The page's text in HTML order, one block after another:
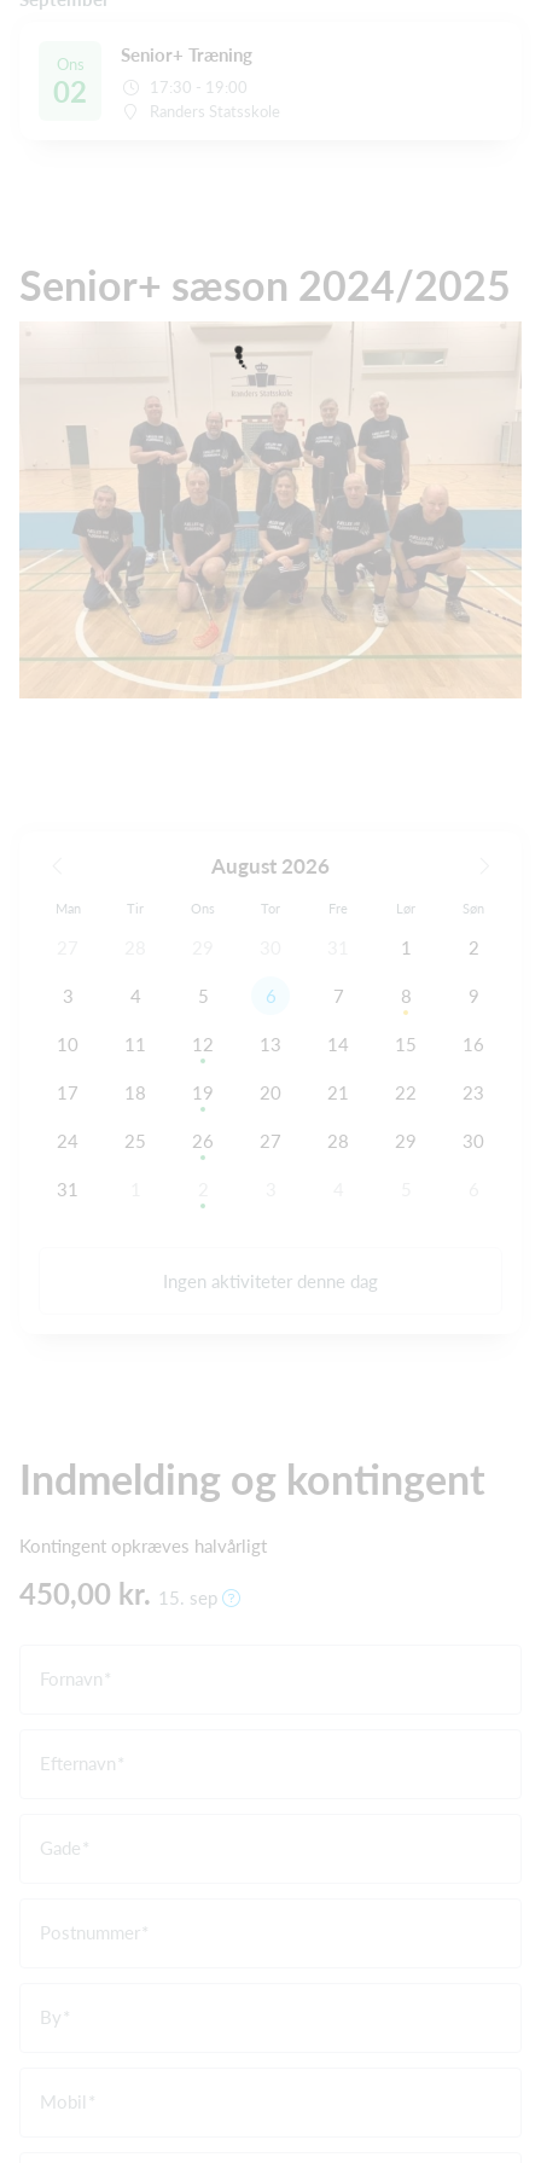
Ons
02
Senior+ Træning
17:30 - 19:00
Randers Statsskole
Senior+ sæson 2024/2025
August 2026
Man Tir Ons Tor Fre Lør Søn
1 2
3 4 5 6 7 8 9
10 11 12 13 14 15 16
17 18 19 20 21 22 23
24 25 26 27 28 29 30
31
Ingen aktiviteter denne dag
Indmelding og kontingent
Kontingent opkræves halvårligt
450,00 kr. 15. sep
Fornavn
Efternavn
Gade
Postnummer
By
Mobil